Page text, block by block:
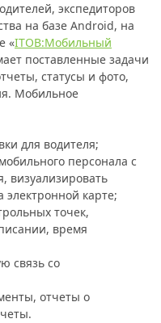
экспедиторов
на базе Android, на
«ITOB:Мобильный
поставленные задачи
статусы и фото,
Мобильное
для водителя;
персонала с
визуализировать
карте;
точек,
время
связь со
отчеты о